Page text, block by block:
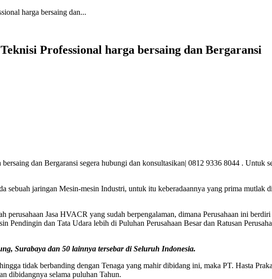
harga bersaing dan...
Professional harga bersaing dan Bergaransi
dan Bergaransi segera hubungi dan konsultasikan| 0812 9336 8044 . Untuk
sebuah jaringan Mesin-mesin Industri, untuk itu keberadaannya yang prima mutlak
perusahaan Jasa HVACR yang sudah berpengalaman, dimana Perusahaan ini
Pendingin dan Tata Udara lebih di Puluhan Perusahaan Besar dan Ratusan
Surabaya dan 50 lainnya tersebar di Seluruh Indonesia.
tidak berbanding dengan Tenaga yang mahir dibidang ini, maka PT. Hasta
dibidangnya selama puluhan Tahun.